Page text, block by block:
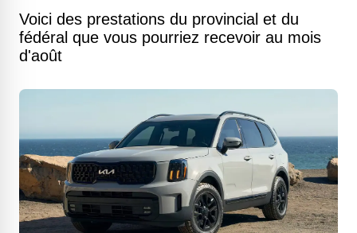
Voici des prestations du provincial et du
fédéral que vous pourriez recevoir au mois
d'août